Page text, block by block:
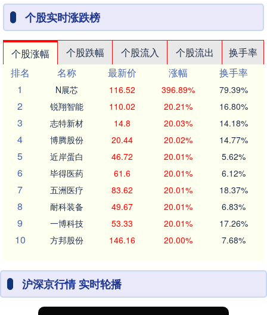
个股实时涨跌榜
个股涨幅 个股跌幅 个股流入 个股流出
换手率
排名
名称 最新价 涨幅
换手率
1
N展芯 116.52 396.89% 79.39%
2 锐翔智能 110.02 20.21% 16.80%
3 志特新材 14.8 20.03% 14.18%
4 博腾股份 20.44 20.02% 14.77%
5 近岸蛋白 46.72 20.01% 5.62%
6 毕得医药 61.6 20.01% 6.12%
7 五洲医疗 83.62 20.01% 18.37%
8 耐科装备 49.67 20.01% 6.83%
9 一博科技 53.33 20.01% 17.26%
10 方邦股份 146.16 20.00% 7.68%
沪深京行情 实时轮播